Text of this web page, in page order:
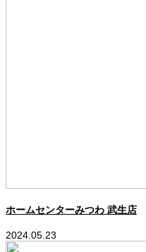
ホームセンターみつわ 武生店
2024.05.23